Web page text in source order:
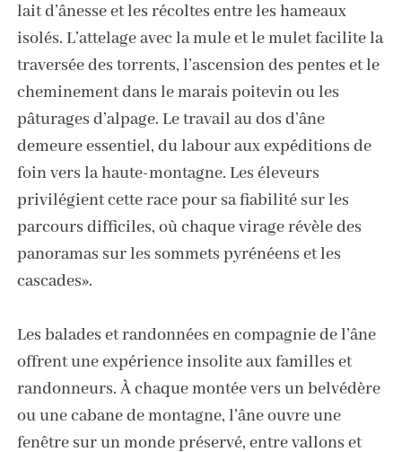
lait d’ânesse et les récoltes entre les hameaux
isolés. L’attelage avec la mule et le mulet facilite la
traversée des torrents, l’ascension des pentes et le
cheminement dans le marais poitevin ou les
pâturages d’alpage. Le travail au dos d’âne
demeure essentiel, du labour aux expéditions de
foin vers la haute-montagne. Les éleveurs
privilégient cette race pour sa fiabilité sur les
parcours difficiles, où chaque virage révèle des
panoramas sur les sommets pyrénéens et les
cascades».
Les balades et randonnées en compagnie de l’âne
offrent une expérience insolite aux familles et
randonneurs. À chaque montée vers un belvédère
ou une cabane de montagne, l’âne ouvre une
fenêtre sur un monde préservé, entre vallons et